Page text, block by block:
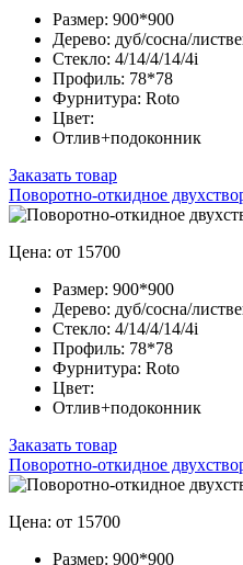
Размер: 900*900
Дерево: дуб/сосна/
Стекло: 4/14/4/14/4i
Профиль: 78*78
Фурнитура: Roto
Цвет:
Отлив+подоконник
Заказать товар
Поворотно-откидное
Цена: от 15700
Размер: 900*900
Дерево: дуб/сосна/
Стекло: 4/14/4/14/4i
Профиль: 78*78
Фурнитура: Roto
Цвет:
Отлив+подоконник
Заказать товар
Поворотно-откидное
Цена: от 15700
Размер: 900*900